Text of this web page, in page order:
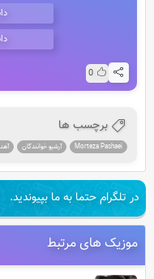
0
برچسب ها
Morteza Pashaei آرشیو خوانندگان
در تلگرام حتما به ما بپیوندید.
موزیک های مرتبط